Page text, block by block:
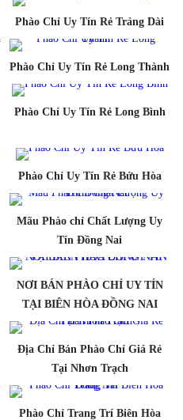
Phào Chỉ Uy Tín Rẻ Trảng Dài
Phào Chỉ Uy Tín Rẻ Long Thành
Phào Chỉ Uy Tín Rẻ Long Bình
Phào Chỉ Uy Tín Rẻ Bửu Hòa
Mãu Phào chỉ Chất Lượng Uy
Tín Đồng Nai
NƠI BÁN PHÀO CHỈ UY TÍN
TẠI BIÊN HÒA ĐỒNG NAI
Địa Chỉ Bán Phào Chỉ Giá Rẻ
Tại Nhơn Trạch
Phào Chỉ Trang Trí Biên Hòa